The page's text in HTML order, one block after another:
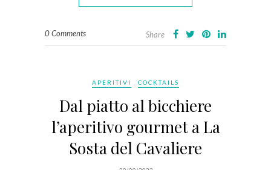
0 Comments Share
APERITIVI COCKTAILS
Dal piatto al bicchiere
l’aperitivo gourmet a La
Sosta del Cavaliere